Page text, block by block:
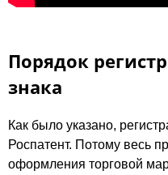
Порядок
знака
Как было указано,
Роспатент. Потому весь
оформления торговой